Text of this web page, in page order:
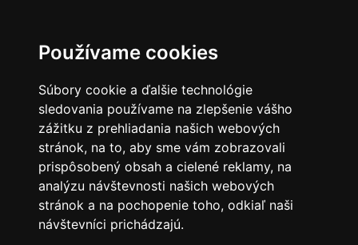
Používame cookies
Súbory cookie a ďalšie technológie
sledovania používame na zlepšenie vášho
zážitku z prehliadania našich webových
stránok, na to, aby sme vám zobrazovali
prispôsobený obsah a cielené reklamy, na
analýzu návštevnosti našich webových
stránok a na pochopenie toho, odkiaľ naši
návštevníci prichádzajú.